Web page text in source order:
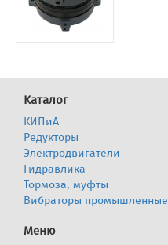
Каталог
КИПиА
Редукторы
Электродвигатели
Гидравлика
Тормоза, муфты
Вибраторы промышленные
Меню